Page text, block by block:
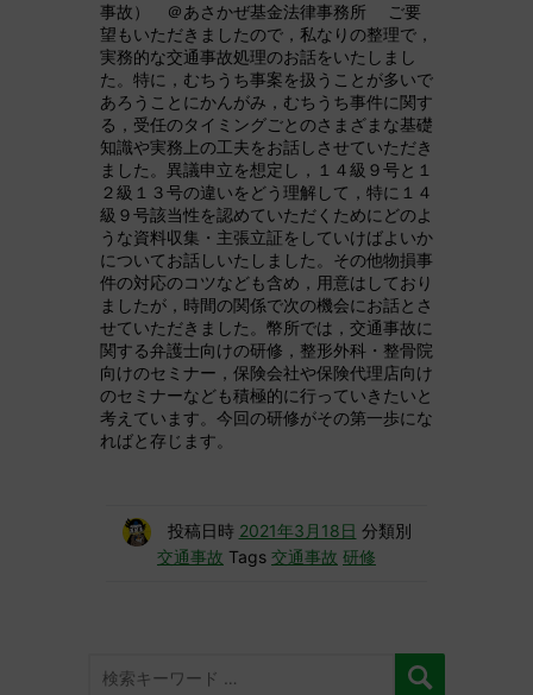
事故） ＠あさかぜ基金法律事務所 ご要
望もいただきましたので，私なりの整理で，
実務的な交通事故処理のお話をいたしまし
た。特に，むちうち事案を扱うことが多いで
あろうことにかんがみ，むちうち事件に関す
る，受任のタイミングごとのさまざまな基礎
知識や実務上の工夫をお話しさせていただき
ました。異議申立を想定し，１４級９号と１
２級１３号の違いをどう理解して，特に１４
級９号該当性を認めていただくためにどのよ
うな資料収集・主張立証をしていけばよいか
についてお話しいたしました。その他物損事
件の対応のコツなども含め，用意はしており
ましたが，時間の関係で次の機会にお話とさ
せていただきました。幣所では，交通事故に
関する弁護士向けの研修，整形外科・整骨院
向けのセミナー，保険会社や保険代理店向け
のセミナーなども積極的に行っていきたいと
考えています。今回の研修がその第一歩にな
ればと存じます。
投稿日時 2021年3月18日 分類別
交通事故 Tags 交通事故 研修